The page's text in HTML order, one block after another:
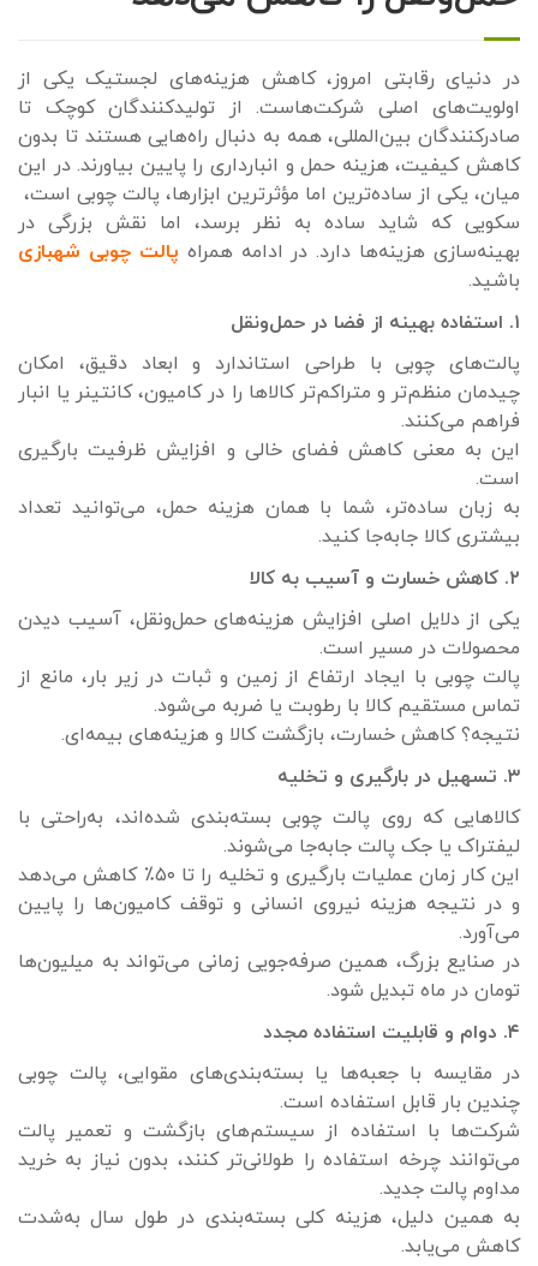
در دنیای رقابتی امروز، کاهش هزینه‌های لجستیک یکی از
اولویت‌های اصلی شرکت‌هاست. از تولیدکنندگان کوچک تا
صادرکنندگان بین‌المللی، همه به دنبال راه‌هایی هستند تا بدون
کاهش کیفیت، هزینه حمل و انبارداری را پایین بیاورند. در این
میان، یکی از ساده‌ترین اما مؤثرترین ابزارها، پالت چوبی است،
سکویی که شاید ساده به نظر برسد، اما نقش بزرگی در
بهینه‌سازی هزینه‌ها دارد. در ادامه همراه پالت چوبی شهبازی
باشید.
۱. استفاده بهینه از فضا در حمل‌ونقل
پالت‌های چوبی با طراحی استاندارد و ابعاد دقیق، امکان
چیدمان منظم‌تر و متراکم‌تر کالاها را در کامیون، کانتینر یا انبار
فراهم می‌کنند.
این به معنی کاهش فضای خالی و افزایش ظرفیت بارگیری
است.
به زبان ساده‌تر، شما با همان هزینه حمل، می‌توانید تعداد
بیشتری کالا جابه‌جا کنید.
۲. کاهش خسارت و آسیب به کالا
یکی از دلایل اصلی افزایش هزینه‌های حمل‌ونقل، آسیب دیدن
محصولات در مسیر است.
پالت چوبی با ایجاد ارتفاع از زمین و ثبات در زیر بار، مانع از
تماس مستقیم کالا با رطوبت یا ضربه می‌شود.
نتیجه؟ کاهش خسارت، بازگشت کالا و هزینه‌های بیمه‌ای.
۳. تسهیل در بارگیری و تخلیه
کالاهایی که روی پالت چوبی بسته‌بندی شده‌اند، به‌راحتی با
لیفتراک یا جک پالت جابه‌جا می‌شوند.
این کار زمان عملیات بارگیری و تخلیه را تا ۵۰٪ کاهش می‌دهد
و در نتیجه هزینه نیروی انسانی و توقف کامیون‌ها را پایین
می‌آورد.
در صنایع بزرگ، همین صرفه‌جویی زمانی می‌تواند به میلیون‌ها
تومان در ماه تبدیل شود.
۴. دوام و قابلیت استفاده مجدد
در مقایسه با جعبه‌ها یا بسته‌بندی‌های مقوایی، پالت چوبی
چندین بار قابل استفاده است.
شرکت‌ها با استفاده از سیستم‌های بازگشت و تعمیر پالت
می‌توانند چرخه استفاده را طولانی‌تر کنند، بدون نیاز به خرید
مداوم پالت جدید.
به همین دلیل، هزینه کلی بسته‌بندی در طول سال به‌شدت
کاهش می‌یابد.